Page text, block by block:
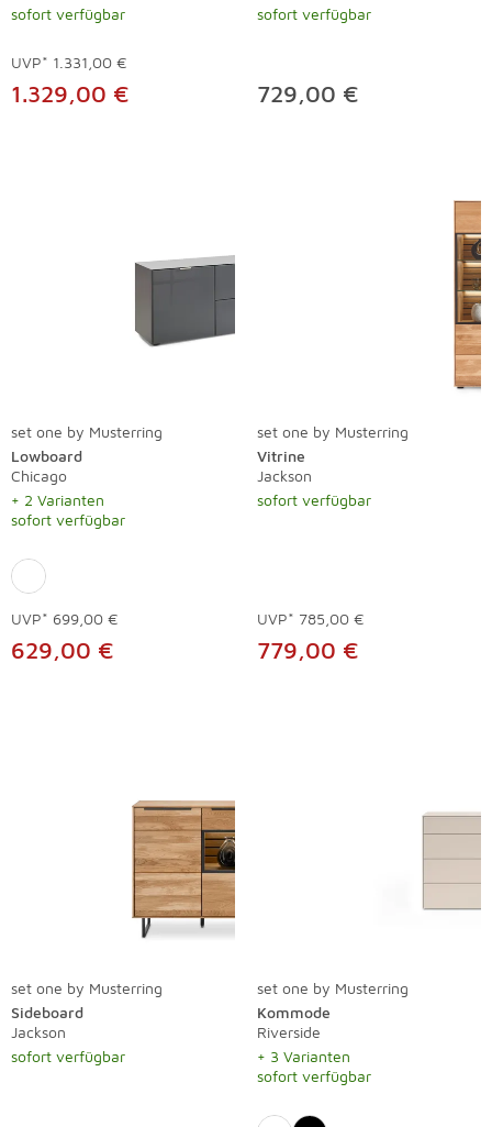
sofort verfügbar
UVP* 1.331,00 €
1.329,00 €
sofort verfügbar
729,00 €
set one by Musterring
Lowboard
Chicago
+ 2 Varianten
sofort verfügbar
UVP* 699,00 €
629,00 €
set one by Musterring
Vitrine
Jackson
sofort verfügbar
UVP* 785,00 €
779,00 €
set one by Musterring
Sideboard
Jackson
sofort verfügbar
set one by Musterring
Kommode
Riverside
+ 3 Varianten
sofort verfügbar